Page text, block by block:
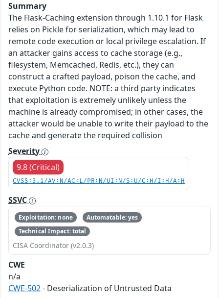
Summary
The Flask-Caching extension through 1.10.1 for Flask
relies on Pickle for serialization, which may lead to
remote code execution or local privilege escalation. If
an attacker gains access to cache storage (e.g.,
filesystem, Memcached, Redis, etc.), they can
construct a crafted payload, poison the cache, and
execute Python code. NOTE: a third party indicates
that exploitation is extremely unlikely unless the
machine is already compromised; in other cases, the
attacker would be unable to write their payload to the
cache and generate the required collision
Severity
9.8 (Critical)
CVSS:3.1/AV:N/AC:L/PR:N/UI:N/S:U/C:H/I:H/A:H
SSVC
Exploitation: none
Automatable: yes
Technical Impact: total
CISA Coordinator (v2.0.3)
CWE
n/a
CWE-502- Deserialization of Untrusted Data